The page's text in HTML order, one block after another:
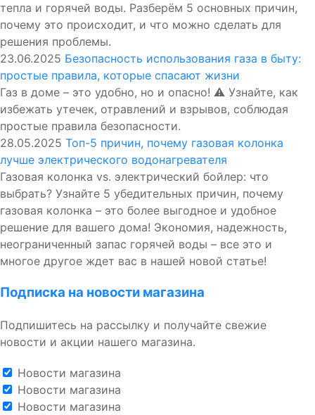
тепла и горячей воды. Разберём 5 основных причин,
почему это происходит, и что можно сделать для
решения проблемы.
23.06.2025 Безопасность использования газа в быту:
простые правила, которые спасают жизни
Газ в доме – это удобно, но и опасно! ⚠️ Узнайте, как
избежать утечек, отравлений и взрывов, соблюдая
простые правила безопасности.
28.05.2025 Топ-5 причин, почему газовая колонка
лучше электрического водонагревателя
Газовая колонка vs. электрический бойлер: что
выбрать? Узнайте 5 убедительных причин, почему
газовая колонка – это более выгодное и удобное
решение для вашего дома! Экономия, надежность,
неограниченный запас горячей воды – все это и
многое другое ждет вас в нашей новой статье!
Подписка на новости магазина
Подпишитесь на рассылку и получайте свежие
новости и акции нашего магазина.
Новости магазина
Новости магазина
Новости магазина